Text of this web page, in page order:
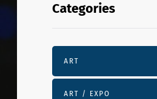
Categories
ART
ART / EXPO